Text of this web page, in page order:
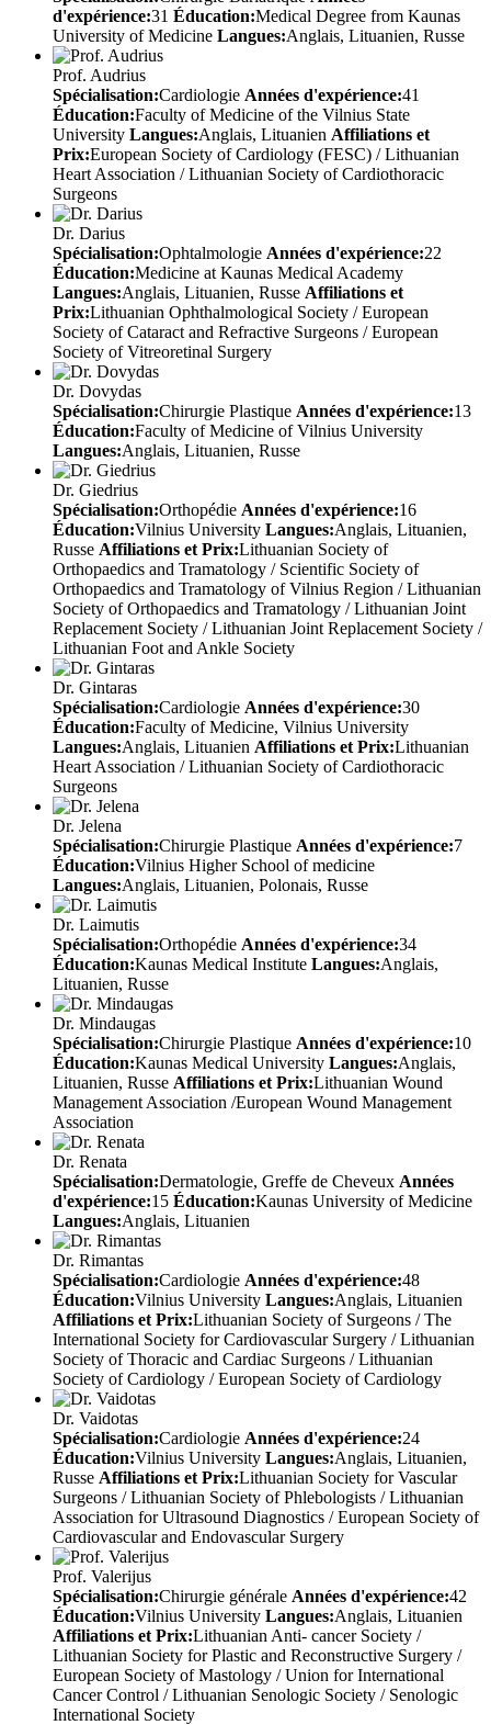
d'expérience:31 Éducation:Medical Degree from Kaunas
University of Medicine Langues:Anglais, Lituanien, Russe
Prof. Audrius
Spécialisation:Cardiologie Années d'expérience:41
Éducation:Faculty of Medicine of the Vilnius State
University Langues:Anglais, Lituanien Affiliations et
Prix:European Society of Cardiology (FESC) / Lithuanian
Heart Association / Lithuanian Society of Cardiothoracic
Surgeons
Dr. Darius
Spécialisation:Ophtalmologie Années d'expérience:22
Éducation:Medicine at Kaunas Medical Academy
Langues:Anglais, Lituanien, Russe Affiliations et
Prix:Lithuanian Ophthalmological Society / European
Society of Cataract and Refractive Surgeons / European
Society of Vitreoretinal Surgery
Dr. Dovydas
Spécialisation:Chirurgie Plastique Années d'expérience:13
Éducation:Faculty of Medicine of Vilnius University
Langues:Anglais, Lituanien, Russe
Dr. Giedrius
Spécialisation:Orthopédie Années d'expérience:16
Éducation:Vilnius University Langues:Anglais, Lituanien,
Russe Affiliations et Prix:Lithuanian Society of
Orthopaedics and Tramatology / Scientific Society of
Orthopaedics and Tramatology of Vilnius Region / Lithuanian
Society of Orthopaedics and Tramatology / Lithuanian Joint
Replacement Society / Lithuanian Joint Replacement Society /
Lithuanian Foot and Ankle Society
Dr. Gintaras
Spécialisation:Cardiologie Années d'expérience:30
Éducation:Faculty of Medicine, Vilnius University
Langues:Anglais, Lituanien Affiliations et Prix:Lithuanian
Heart Association / Lithuanian Society of Cardiothoracic
Surgeons
Dr. Jelena
Spécialisation:Chirurgie Plastique Années d'expérience:7
Éducation:Vilnius Higher School of medicine
Langues:Anglais, Lituanien, Polonais, Russe
Dr. Laimutis
Spécialisation:Orthopédie Années d'expérience:34
Éducation:Kaunas Medical Institute Langues:Anglais,
Lituanien, Russe
Dr. Mindaugas
Spécialisation:Chirurgie Plastique Années d'expérience:10
Éducation:Kaunas Medical University Langues:Anglais,
Lituanien, Russe Affiliations et Prix:Lithuanian Wound
Management Association /European Wound Management
Association
Dr. Renata
Spécialisation:Dermatologie, Greffe de Cheveux Années
d'expérience:15 Éducation:Kaunas University of Medicine
Langues:Anglais, Lituanien
Dr. Rimantas
Spécialisation:Cardiologie Années d'expérience:48
Éducation:Vilnius University Langues:Anglais, Lituanien
Affiliations et Prix:Lithuanian Society of Surgeons / The
International Society for Cardiovascular Surgery / Lithuanian
Society of Thoracic and Cardiac Surgeons / Lithuanian
Society of Cardiology / European Society of Cardiology
Dr. Vaidotas
Spécialisation:Cardiologie Années d'expérience:24
Éducation:Vilnius University Langues:Anglais, Lituanien,
Russe Affiliations et Prix:Lithuanian Society for Vascular
Surgeons / Lithuanian Society of Phlebologists / Lithuanian
Association for Ultrasound Diagnostics / European Society of
Cardiovascular and Endovascular Surgery
Prof. Valerijus
Spécialisation:Chirurgie générale Années d'expérience:42
Éducation:Vilnius University Langues:Anglais, Lituanien
Affiliations et Prix:Lithuanian Anti- cancer Society /
Lithuanian Society for Plastic and Reconstructive Surgery /
European Society of Mastology / Union for International
Cancer Control / Lithuanian Senologic Society / Senologic
International Society